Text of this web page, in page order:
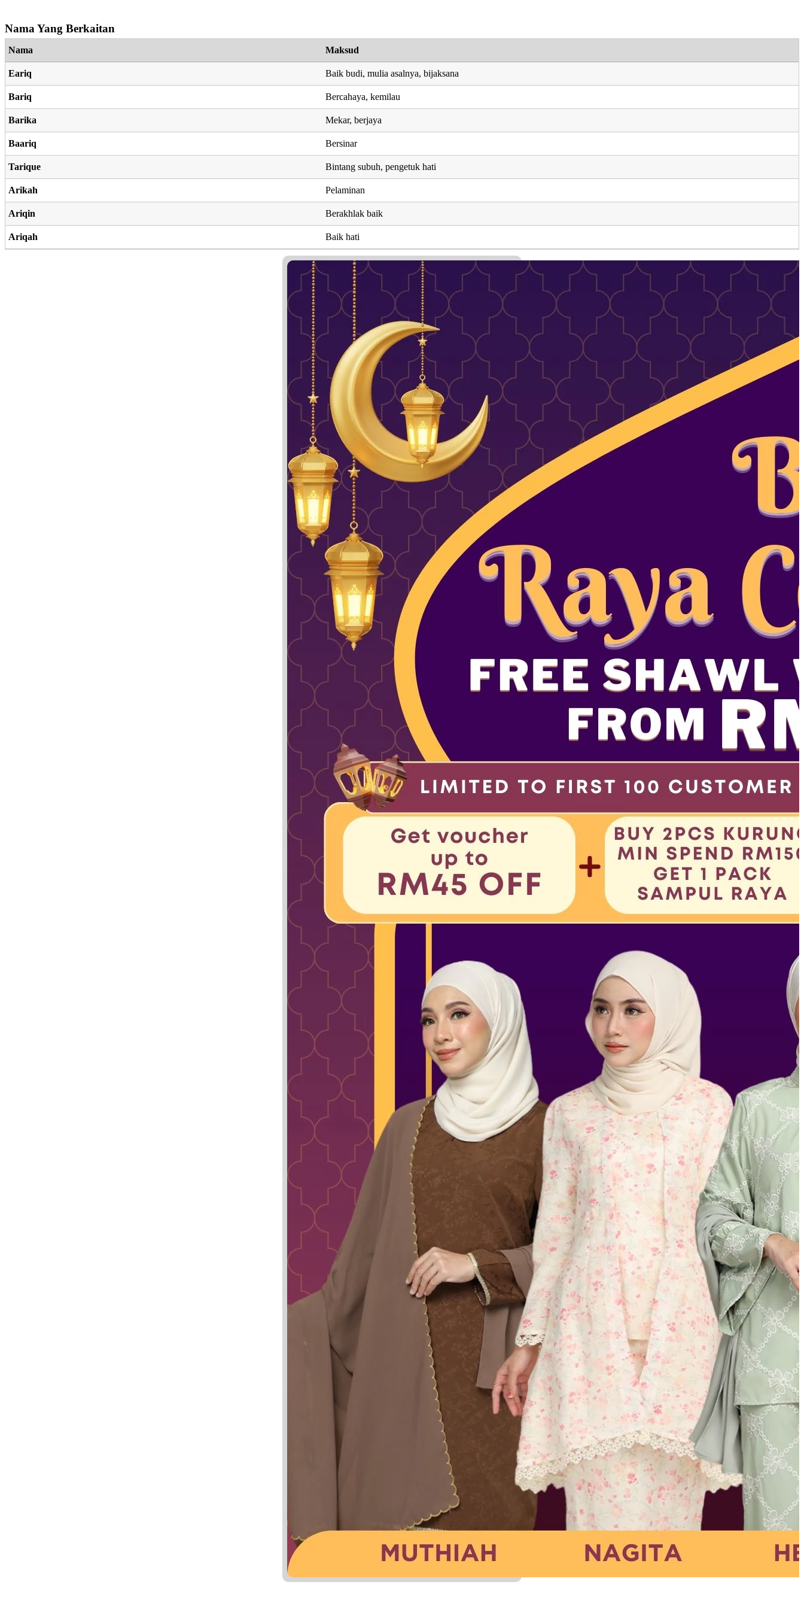
Nama Yang Berkaitan
Nama Maksud
Eariq Baik budi, mulia asalnya, bijaksana
Bariq Bercahaya, kemilau
Barika Mekar, berjaya
Baariq Bersinar
Tarique Bintang subuh, pengetuk hati
Arikah Pelaminan
Ariqin Berakhlak baik
Ariqah Baik hati